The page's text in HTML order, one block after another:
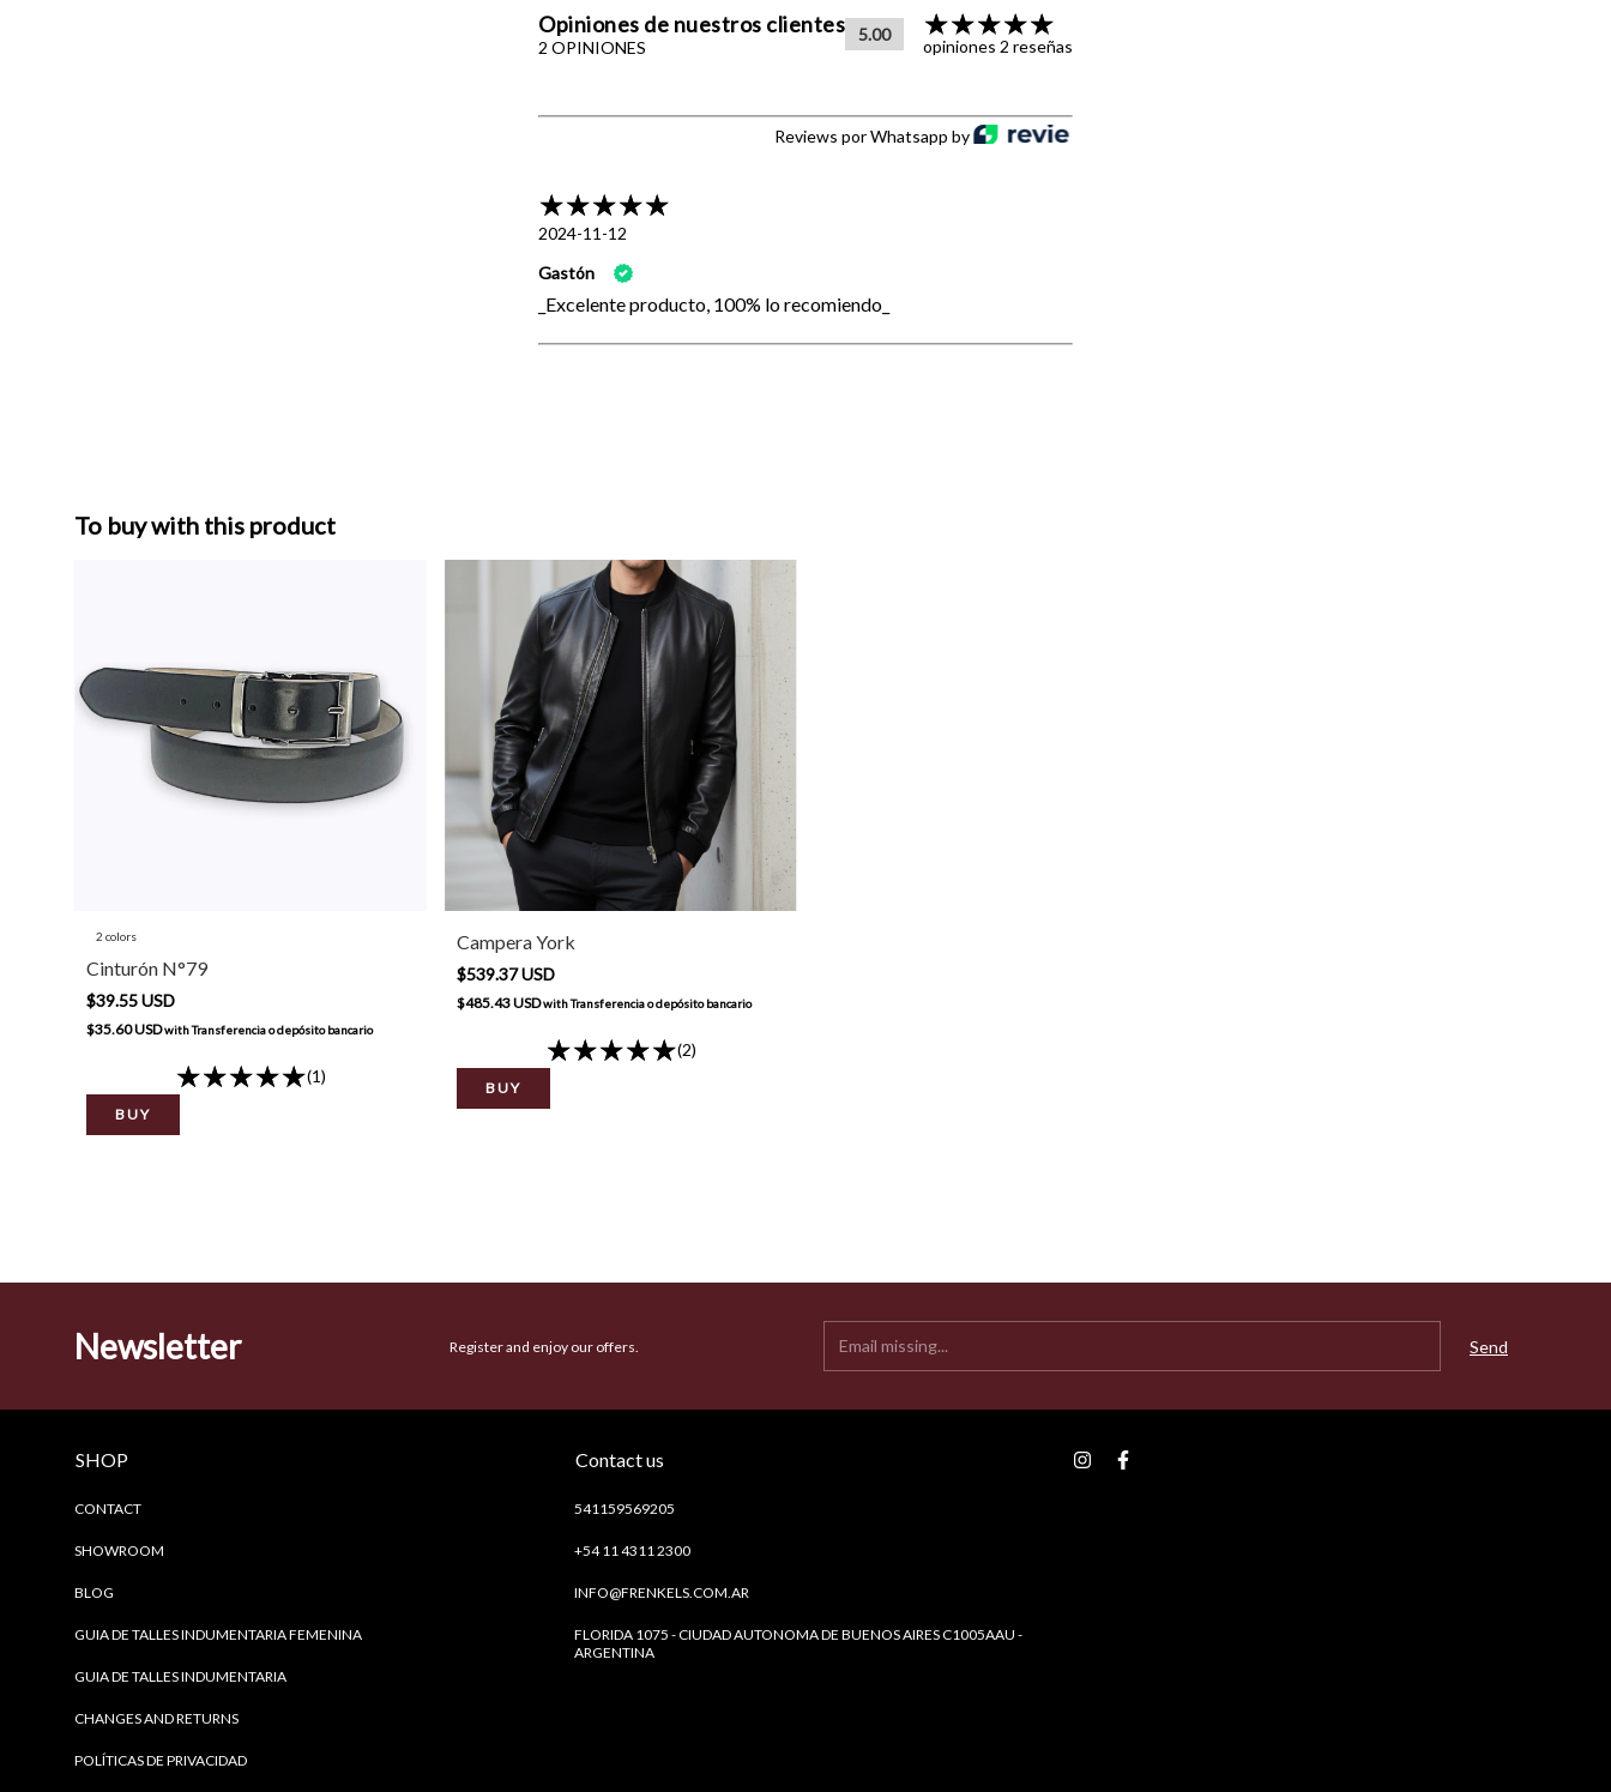
Opiniones de nuestros clientes
2 OPINIONES
5.00
opiniones 2 reseñas
Reviews por Whatsapp by
2024-11-12
Gastón
_Excelente producto, 100% lo recomiendo_
To buy with this product
2 colors
Cinturón N°79
$39.55 USD
$35.60 USDwithTransferencia o depósito bancario
(1)
BUY
Campera York
$539.37 USD
$485.43 USDwithTransferencia o depósito bancario
(2)
BUY
Newsletter Register and enjoy our offers.
SHOP
CONTACT
SHOWROOM
BLOG
GUIA DE TALLES INDUMENTARIA FEMENINA
GUIA DE TALLES INDUMENTARIA
CHANGES AND RETURNS
POLÍTICAS DE PRIVACIDAD
Contact us
541159569205
+54 11 4311 2300
INFO@FRENKELS.COM.AR
FLORIDA 1075 - CIUDAD AUTONOMA DE BUENOS AIRES C1005AAU -
ARGENTINA